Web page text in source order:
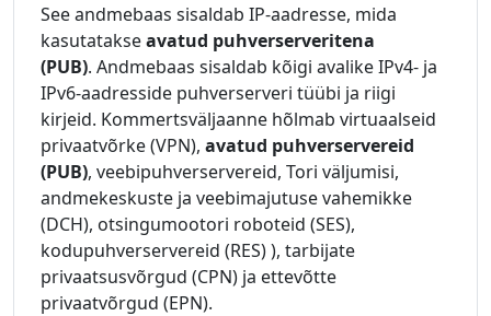
See andmebaas sisaldab IP-aadresse, mida
kasutatakseavatud puhverserveritena
(PUB). Andmebaas sisaldab kõigi avalike IPv4- ja
IPv6-aadresside puhverserveri tüübi ja riigi
kirjeid. Kommertsväljaanne hõlmab virtuaalseid
privaatvõrke (VPN), avatud puhverservereid
(PUB), veebipuhverservereid, Tori väljumisi,
andmekeskuste ja veebimajutuse vahemikke
(DCH), otsingumootori roboteid (SES),
kodupuhverservereid (RES) ), tarbijate
privaatsusvõrgud (CPN) ja ettevõtte
privaatvõrgud (EPN).